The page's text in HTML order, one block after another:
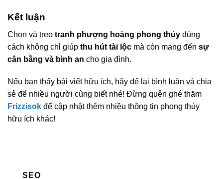
Kết luận
Chọn và treo tranh phượng hoàng phong thủy đúng
cách không chỉ giúp thu hút tài lộc mà còn mang đến sự
cân bằng và bình an cho gia đình.
Nếu bạn thấy bài viết hữu ích, hãy để lại bình luận và chia
sẻ để nhiều người cùng biết nhé! Đừng quên ghé thăm
Frizzisok để cập nhật thêm nhiều thông tin phong thủy
hữu ích khác!
SEO